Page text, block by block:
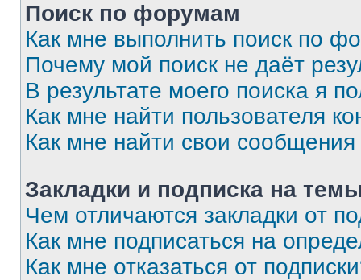
Поиск по форумам
Как мне выполнить поиск по
Почему мой поиск не даёт
В результате моего поиска я
Как мне найти пользователя
Как мне найти свои
Закладки и подписка на
Чем отличаются закладки от
Как мне подписаться на
Как мне отказаться от